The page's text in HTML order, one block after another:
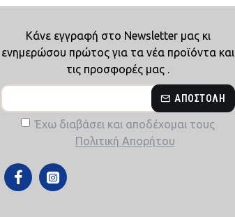
Κάνε εγγραφή στο Newsletter μας κι
ενημερώσου πρώτος για τα νέα προϊόντα και
τις προσφορές μας .
ΑΠΟΣΤΟΛΉ
Έχω διαβάσει και αποδέχομαι τους
Πολιτική Απορήτου